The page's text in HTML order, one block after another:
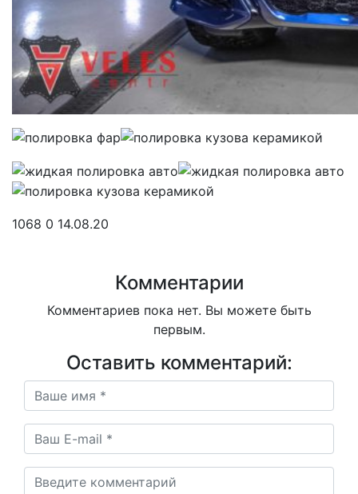
1068 0 14.08.20
Комментарии
Комментариев пока нет. Вы можете быть
первым.
Оставить комментарий: